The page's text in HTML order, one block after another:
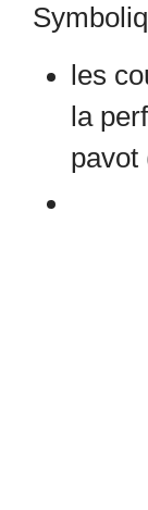
les
la
pavot